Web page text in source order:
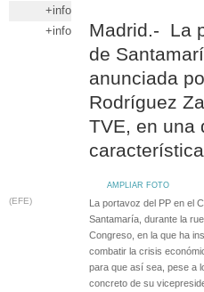
+info
+info
Madrid.- La
de
anunciada
Rodríguez
TVE, en una
AMPLIAR FOTO
(EFE)
La portavoz del PP en el
Santamaría, durante la
Congreso, en la que ha
combatir la crisis
para que así sea, pese a
concreto de su